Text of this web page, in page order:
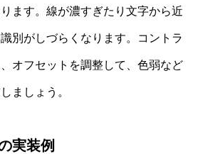
ます。線が濃すぎたり文字から近
別がしづらくなります。コントラ
オフセットを調整して、色弱など
ましょう。
実装例